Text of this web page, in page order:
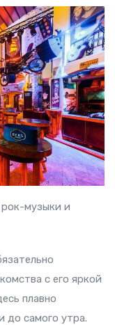
рок-музыки и
с его яркой
плавно
до самого утра.